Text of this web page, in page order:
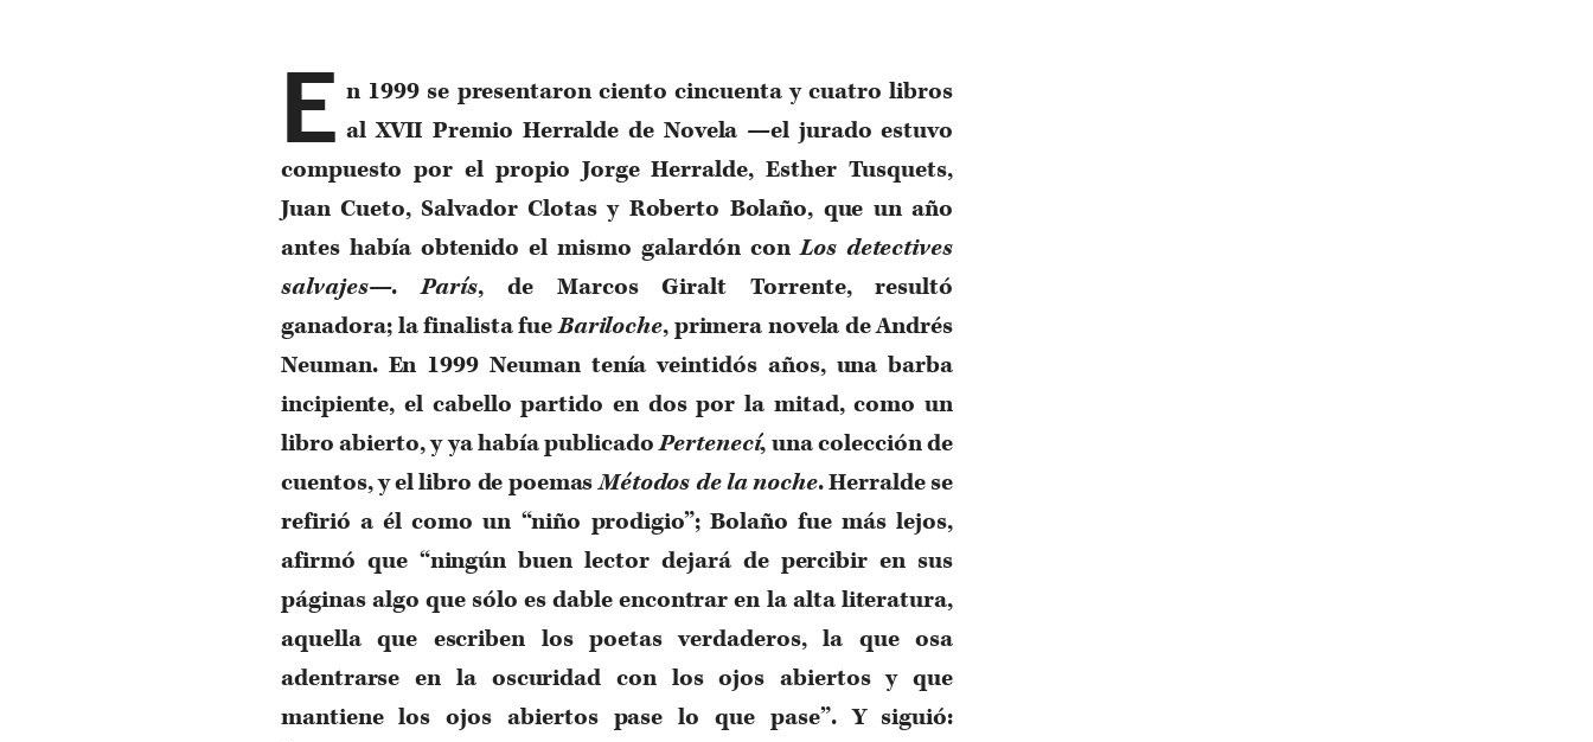
E n 1999 se presentaron ciento cincuenta y cuatro libros
al XVII Premio Herralde de Novela —el jurado estuvo
compuesto por el propio Jorge Herralde, Esther Tusquets,
Juan Cueto, Salvador Clotas y Roberto Bolaño, que un año
antes había obtenido el mismo galardón conLos detectives
salvajes—.París, de Marcos Giralt Torrente, resultó
ganadora; la finalista fueBariloche, primera novela de Andrés
Neuman. En 1999 Neuman tenía veintidós años, una barba
incipiente, el cabello partido en dos por la mitad, como un
libro abierto, y ya había publicadoPertenecí, una colección de
cuentos, y el libro de poemasMétodos de la noche. Herralde se
refirió a él como un “niño prodigio”; Bolaño fue más lejos,
afirmó que “ningún buen lector dejará de percibir en sus
páginas algo que sólo es dable encontrar en la alta literatura,
aquella que escriben los poetas verdaderos, la que osa
adentrarse en la oscuridad con los ojos abiertos y que
mantiene los ojos abiertos pase lo que pase”. Y siguió: